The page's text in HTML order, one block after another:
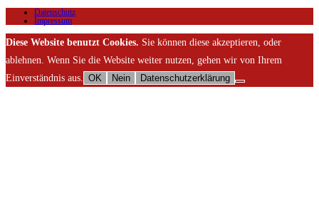
Datenschutz
Impressum
Diese Website benutzt Cookies. Sie können diese akzeptieren, oder
ablehnen. Wenn Sie die Website weiter nutzen, gehen wir von Ihrem
Einverständnis aus.
OK Nein Datenschutzerklärung